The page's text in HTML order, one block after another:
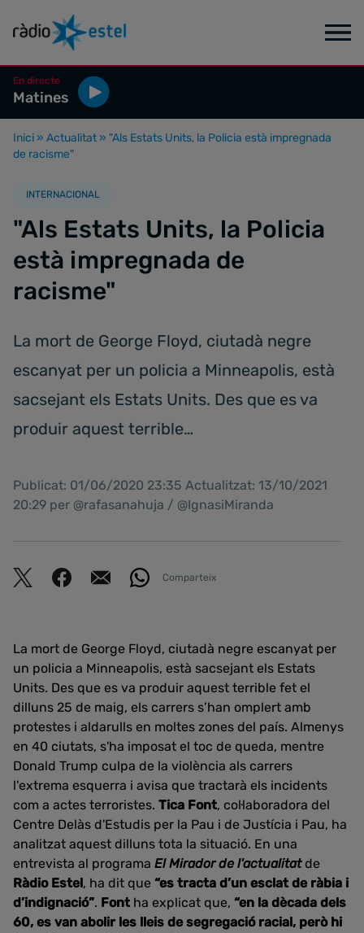
En directe
Matines
Inici » Actualitat » "Als Estats Units, la Policia està impregnada
de racisme"
INTERNACIONAL
"Als Estats Units, la Policia
està impregnada de
racisme"
La mort de George Floyd, ciutadà negre
escanyat per un policia a Minneapolis, està
sacsejant els Estats Units. Des que es va
produir aquest terrible…
Publicat: 01/06/2020 23:35 Actualitzat: 13/10/2021
20:29 per @rafasanahuja / @IgnasiMiranda
Comparteix
La mort de George Floyd, ciutadà negre escanyat per
un policia a Minneapolis, està sacsejant els Estats
Units. Des que es va produir aquest terrible fet el
dilluns 25 de maig, els carrers s’han omplert amb
protestes i aldarulls en moltes zones del país. Almenys
en 40 ciutats, s'ha imposat el toc de queda, mentre
Donald Trump culpa de la violència als carrers
l'extrema esquerra i avisa que tractarà els incidents
com a actes terroristes. Tica Font, col·laboradora del
Centre Delàs d'Estudis per la Pau i de Justícia i Pau, ha
analitzat aquest dilluns tota la situació. En una
entrevista al programa El Mirador de l'actualitat de
Ràdio Estel, ha dit que “es tracta d’un esclat de ràbia i
d’indignació”. Font ha explicat que, “en la dècada dels
60, es van abolir les lleis de segregació racial, però hi